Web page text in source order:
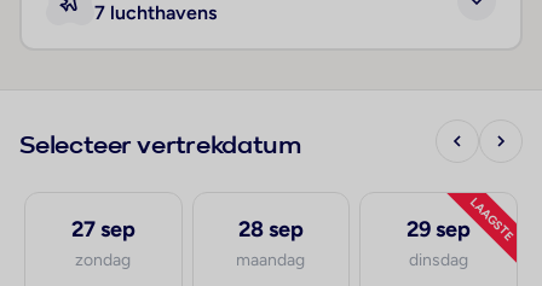
7 luchthavens
Selecteer vertrekdatum
27 sep
zondag
28 sep
maandag
LAAGSTE
29 sep
dinsdag